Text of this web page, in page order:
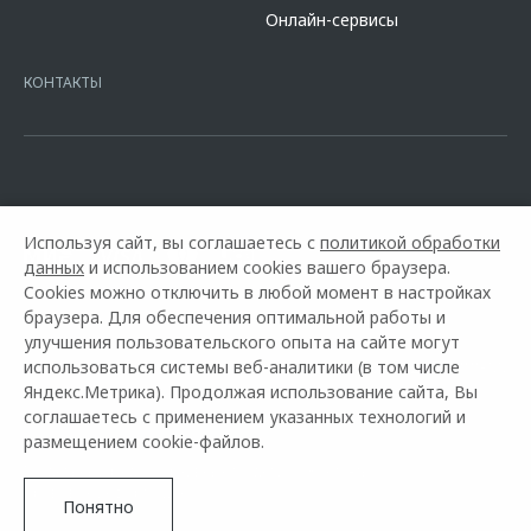
Кредит предоставляет АО Альфа-Банк. ИНН
16.01.2015. Предложение ограничено и не является публичной
Онлайн-сервисы
КОНТАКТЫ
Горячая линия OMODA: +7 (4162) 77-88-00
© 2026 Атик-Моторс
Используя сайт, вы соглашаетесь с политикой обработки
данных и использованием cookies вашего браузера.
Cookies можно отключить в любой момент в настройках
браузера. Для обеспечения оптимальной работы и
улучшения пользовательского опыта на сайте могут
использоваться системы веб-аналитики (в том числе
Яндекс.Метрика). Продолжая использование сайта, Вы
соглашаетесь с применением указанных технологий и
размещением cookie-файлов.
Понятно